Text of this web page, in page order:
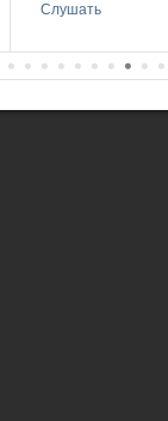
Слушать